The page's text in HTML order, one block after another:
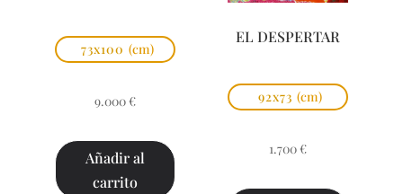
73x100 (cm)
9.000 €
Añadir al
carrito
EL DESPERTAR
92x73 (cm)
1.700 €